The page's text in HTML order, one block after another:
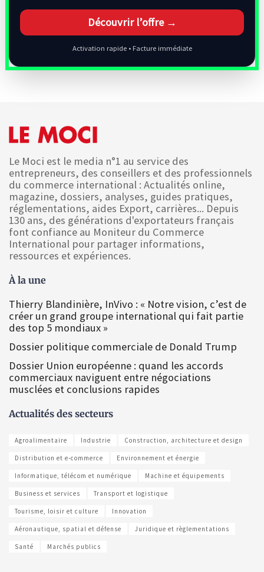
Découvrir l’offre →
Activation rapide • Facture immédiate
Le Moci est le media n°1 au service des
entrepreneurs, des conseillers et des professionnels
du commerce international : Actualités online,
magazine, dossiers, analyses, guides pratiques,
réglementations, aides Export, carrières... Depuis
130 ans, des générations d'exportateurs français
font confiance au Moniteur du Commerce
International pour partager informations,
ressources et expériences.
À la une
Thierry Blandinière, InVivo : « Notre vision, c’est de
créer un grand groupe international qui fait partie
des top 5 mondiaux »
Dossier politique commerciale de Donald Trump
Dossier Union européenne : quand les accords
commerciaux naviguent entre négociations
musclées et conclusions rapides
Actualités des secteurs
Agroalimentaire Industrie Construction, architecture et design
Distribution et e-commerce Environnement et énergie
Informatique, télécom et numérique Machine et équipements
Business et services Transport et logistique
Tourisme, loisir et culture Innovation
Aéronautique, spatial et défense Juridique et règlementations
Santé Marchés publics